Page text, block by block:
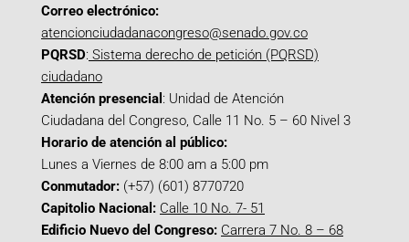
Correo electrónico:
atencionciudadanacongreso@senado.gov.co
PQRSD: Sistema derecho de petición (PQRSD)
ciudadano
Atención presencial : Unidad de Atención
Ciudadana del Congreso, Calle 11 No. 5 – 60 Nivel 3
Horario de atención al público:
Lunes a Viernes de 8:00 am a 5:00 pm
Conmutador: (+57) (601) 8770720
Capitolio Nacional: Calle 10 No. 7- 51
Edificio Nuevo del Congreso: Carrera 7 No. 8 – 68